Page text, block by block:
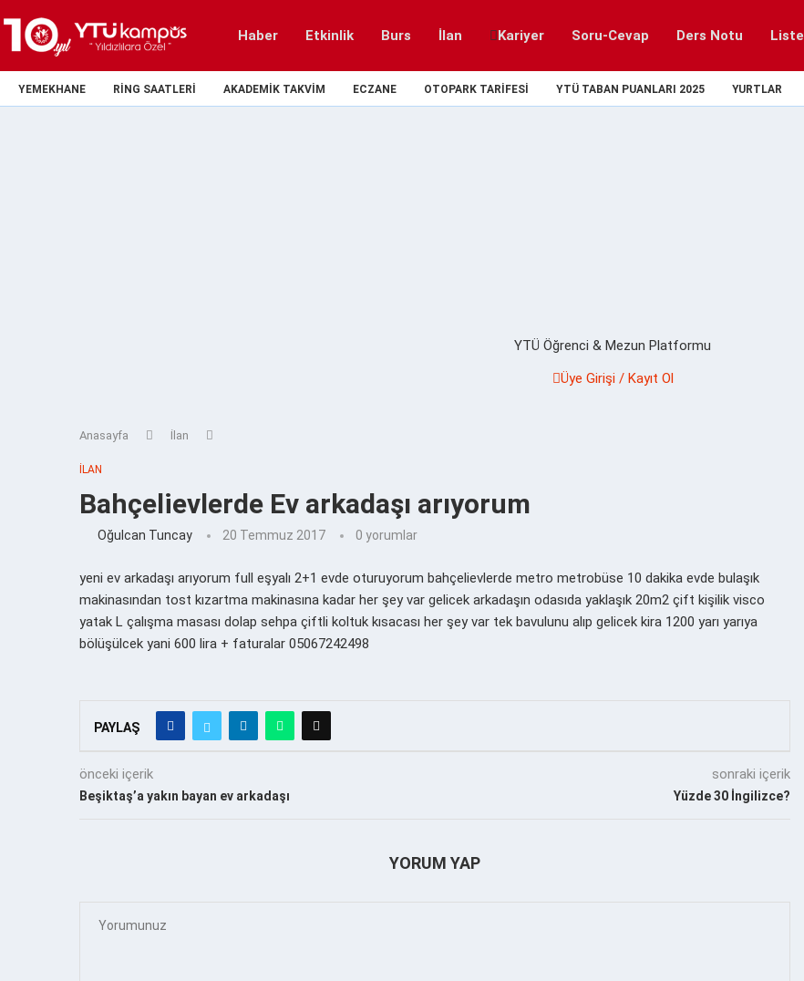
Haber Etkinlik Burs İlan Kariyer Soru-Cevap Ders Notu Liste
YEMEKHANE RING SAATLERI AKADEMIK TAKVIM ECZANE OTOPARK TARIFESI YTÜ TABAN PUANLARI 2025 YURTLAR
YTÜ Öğrenci & Mezun Platformu
Üye Girişi / Kayıt Ol
Anasayfa İlan
İLAN
Bahçelievlerde Ev arkadaşı arıyorum
Oğulcan Tuncay 20 Temmuz 2017 0 yorumlar
yeni ev arkadaşı arıyorum full eşyalı 2+1 evde oturuyorum bahçelievlerde metro metrobüse 10 dakika evde bulaşık
makinasından tost kızartma makinasına kadar her şey var gelicek arkadaşın odasıda yaklaşık 20m2 çift kişilik visco
yatak L çalışma masası dolap sehpa çiftli koltuk kısacası her şey var tek bavulunu alıp gelicek kira 1200 yarı yarıya
bölüşülcek yani 600 lira + faturalar 05067242498
PAYLAŞ
önceki içerik
Beşiktaş’a yakın bayan ev arkadaşı
sonraki içerik
Yüzde 30 İngilizce?
YORUM YAP